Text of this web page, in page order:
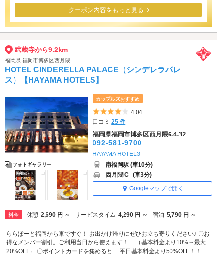
クーポン内容をもっと見る
武蔵寺から9.2km
福岡県 福岡市博多区西月隈
HOTEL CINDERELLA PALACE（シンデレラパレ
ス）【HAYAMA HOTELS】
フォトギャラリー
カップルズおすすめ
5つ星のうち4
4.04
口コミ25 件
福岡県福岡市博多区西月隈6-4-32
092-581-9700
HAYAMA HOTELS
南福岡駅 (車10分)
西月隈IC (車3分)
Googleマップで開く
料金 休憩 2,690 円 ～ サービスタイム 4,290 円 ～ 宿泊 5,790 円 ～
ららぽーと福岡から車ですぐ！ お出かけ帰りにぜひお立ち寄りください♪ 〇お
得なメンバー割引。ご利用当日から使えます！ （基本料金より10%～最大
20%OFF） 〇ポイントカードを集めると 平日基本料金より50%OFF！！ ...